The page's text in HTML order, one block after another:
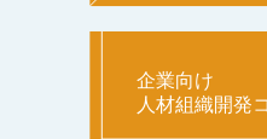
企業向け
人材組織開発